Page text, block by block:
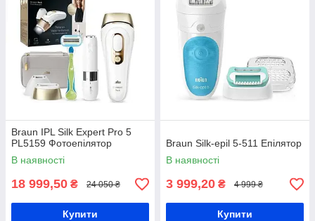
Braun IPL Silk Expert Pro 5
PL5159 Фотоепілятор
В наявності
18 999,50 ₴ 24 050 ₴
Купити
Braun Silk-epil 5-511 Епілятор
В наявності
3 999,20 ₴ 4 999 ₴
Купити